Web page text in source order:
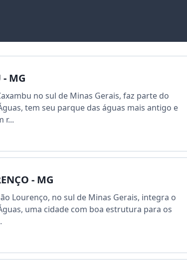
- MG
no sul de Minas Gerais, faz parte do
tem seu parque das águas mais antigo e
r...
- MG
Lourenço, no sul de Minas Gerais, integra o
uma cidade com boa estrutura para os